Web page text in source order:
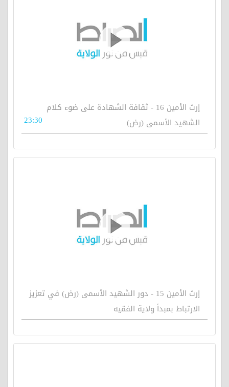
إرث الأمين 16 - ثقافة الشهادة على ضوء كلام
الشهيد الأسمى (رض)
23:30
إرث الأمين 15 - دور الشهيد الأسمى (رض) في تعزيز
الارتباط بمبدأ ولاية الفقيه